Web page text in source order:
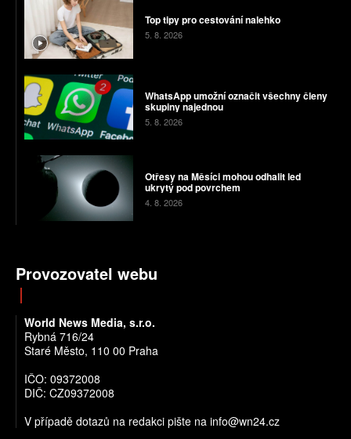
Top tipy pro cestování nalehko
5. 8. 2026
WhatsApp umožní označit všechny členy
skupiny najednou
5. 8. 2026
Otřesy na Měsíci mohou odhalit led
ukrytý pod povrchem
4. 8. 2026
Provozovatel webu
World News Media, s.r.o.
Rybná 716/24
Staré Město, 110 00 Praha
IČO: 09372008
DIČ: CZ09372008
V případě dotazů na redakci pište na info@wn24.cz